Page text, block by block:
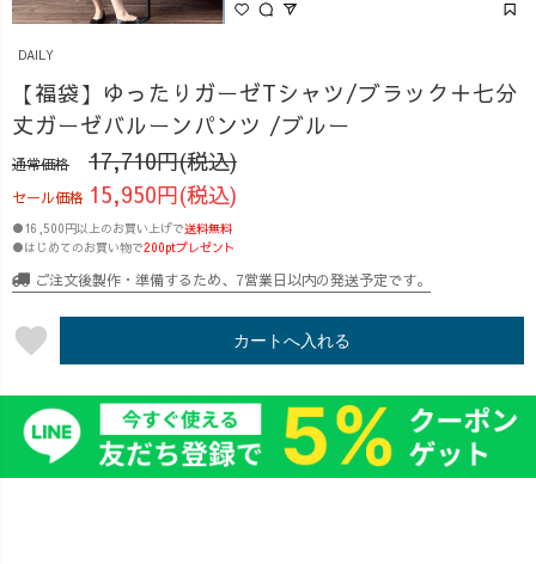
DAILY
【福袋】ゆったりガーゼTシャツ/ブラック＋七分
丈ガーゼバルーンパンツ /ブルー
通常価格 17,710円(税込)
セール価格 15,950円(税込)
●16,500円以上のお買い上げで送料無料
●はじめてのお買い物で200ptプレゼント
ご注文後製作・準備するため、7営業日以内の発送予定です。
favorite カートへ入れる